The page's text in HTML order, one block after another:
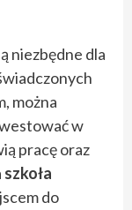
niezbędne dla
można
w
pracę oraz
szkoła
do